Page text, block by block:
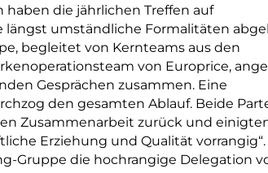
die jährlichen Treffen auf
umständliche Formalitäten
begleitet von Kernteams aus den
von Europrice,
Gesprächen zusammen. Eine
den gesamten Ablauf. Beide
Zusammenarbeit zurück und
Erziehung und Qualität vorrangig“.
Gruppe die hochrangige Delegation